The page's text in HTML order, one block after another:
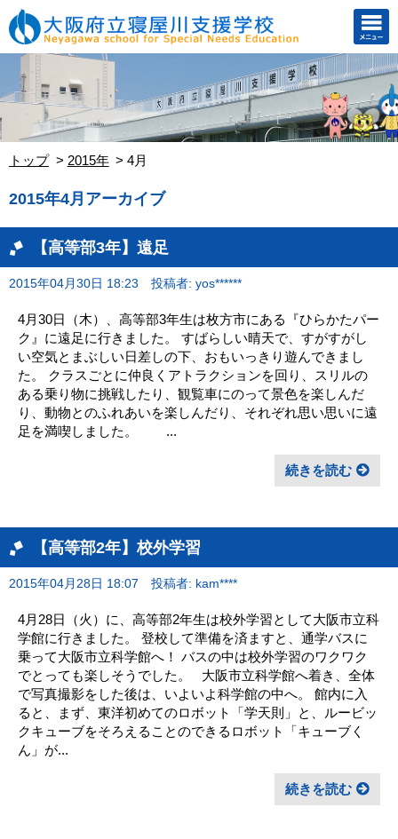
トップ 2015年 4月
2015年4月アーカイブ
【高等部3年】遠足
2015年04月30日 18:23 投稿者: yos******
4月30日（木）、高等部3年生は枚方市にある『ひらかたパー
ク』に遠足に行きました。 すばらしい晴天で、すがすがし
い空気とまぶしい日差しの下、おもいっきり遊んできまし
た。 クラスごとに仲良くアトラクションを回り、スリルの
ある乗り物に挑戦したり、観覧車にのって景色を楽しんだ
り、動物とのふれあいを楽しんだり、それぞれ思い思いに遠
足を満喫しました。 ...
続きを読む
【高等部2年】校外学習
2015年04月28日 18:07 投稿者: kam****
4月28日（火）に、高等部2年生は校外学習として大阪市立科
学館に行きました。 登校して準備を済ますと、通学バスに
乗って大阪市立科学館へ！ バスの中は校外学習のワクワク
でとっても楽しそうでした。 大阪市立科学館へ着き、全体
で写真撮影をした後は、いよいよ科学館の中へ。 館内に入
ると、まず、東洋初めてのロボット「学天則」と、ルービッ
クキューブをそろえることのできるロボット「キューブく
ん」が...
続きを読む